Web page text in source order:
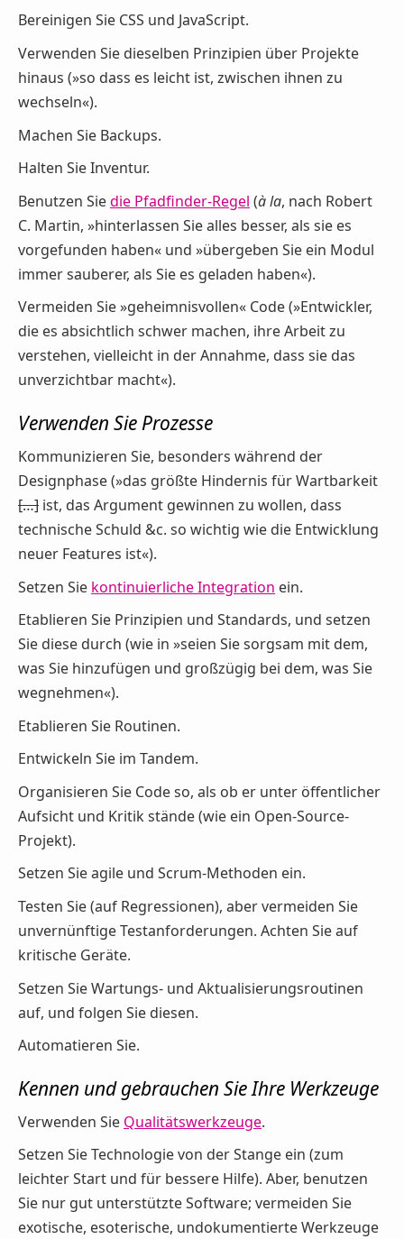
Bereinigen Sie CSS und JavaScript.
Verwenden Sie dieselben Prinzipien über Projekte
hinaus (»so dass es leicht ist, zwischen ihnen zu
wechseln«).
Machen Sie Backups.
Halten Sie Inventur.
Benutzen Siedie Pfadfinder-Regel (à la, nach Robert
C. Martin, »hinterlassen Sie alles besser, als sie es
vorgefunden haben« und »übergeben Sie ein Modul
immer sauberer, als Sie es geladen haben«).
Vermeiden Sie »geheimnisvollen« Code (»Entwickler,
die es absichtlich schwer machen, ihre Arbeit zu
verstehen, vielleicht in der Annahme, dass sie das
unverzichtbar macht«).
Verwenden Sie Prozesse
Kommunizieren Sie, besonders während der
Designphase (»das größte Hindernis für Wartbarkeit
[…] ist, das Argument gewinnen zu wollen, dass
technische Schuld &c. so wichtig wie die Entwicklung
neuer Features ist«).
Setzen Sie kontinuierliche Integration ein.
Etablieren Sie Prinzipien und Standards, und setzen
Sie diese durch (wie in »seien Sie sorgsam mit dem,
was Sie hinzufügen und großzügig bei dem, was Sie
wegnehmen«).
Etablieren Sie Routinen.
Entwickeln Sie im Tandem.
Organisieren Sie Code so, als ob er unter öffentlicher
Aufsicht und Kritik stände (wie ein Open-Source-
Projekt).
Setzen Sie agile und Scrum-Methoden ein.
Testen Sie (auf Regressionen), aber vermeiden Sie
unvernünftige Testanforderungen. Achten Sie auf
kritische Geräte.
Setzen Sie Wartungs- und Aktualisierungsroutinen
auf, und folgen Sie diesen.
Automatieren Sie.
Kennen und gebrauchen Sie Ihre Werkzeuge
Verwenden Sie Qualitätswerkzeuge.
Setzen Sie Technologie von der Stange ein (zum
leichter Start und für bessere Hilfe). Aber, benutzen
Sie nur gut unterstützte Software; vermeiden Sie
exotische, esoterische, undokumentierte Werkzeuge